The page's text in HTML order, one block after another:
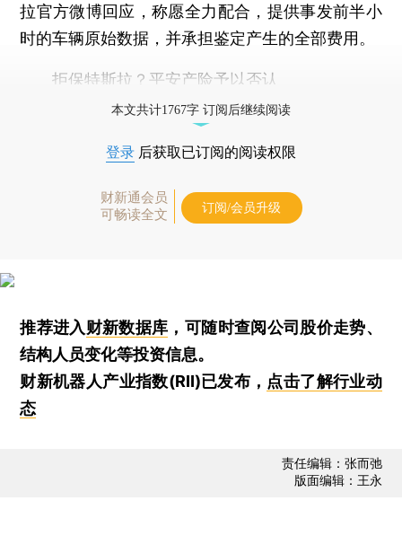
拉官方微博回应，称愿全力配合，提供事发前半小
时的车辆原始数据，并承担鉴定产生的全部费用。
拒保特斯拉？平安产险予以否认
本文共计1767字 订阅后继续阅读
登录 后获取已订阅的阅读权限
财新通会员
可畅读全文
订阅/会员升级
推荐进入财新数据库 ，可随时查阅公司股价走势、
结构人员变化等投资信息。
财新机器人产业指数(RII)已发布， 点击了解行业动
态
责任编辑：张而弛
版面编辑：王永